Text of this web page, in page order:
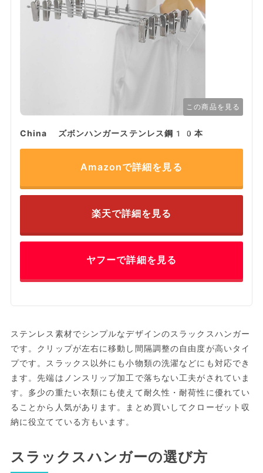
この商品を見る
China ズボンハンガーステンレス鋼10本
Amazonで詳細を見る
楽天で詳細を見る
ヤフーで詳細を見る
ステンレス素材でシンプルなデザインのスラックスハンガー
です。クリップが左右に移動し間隔調整の自由度が高いタイ
プです。スラックス以外にも小物類の洗濯などにも対応でき
ます。先端はノンスリップ加工で落ちない工夫がされていま
す。多少の重たい衣類にも使えて耐久性・耐荷性に優れてい
ることから人気があります。まとめ買いしてクローゼット収
納に役立てている方もいます。
スラックスハンガーの選び方